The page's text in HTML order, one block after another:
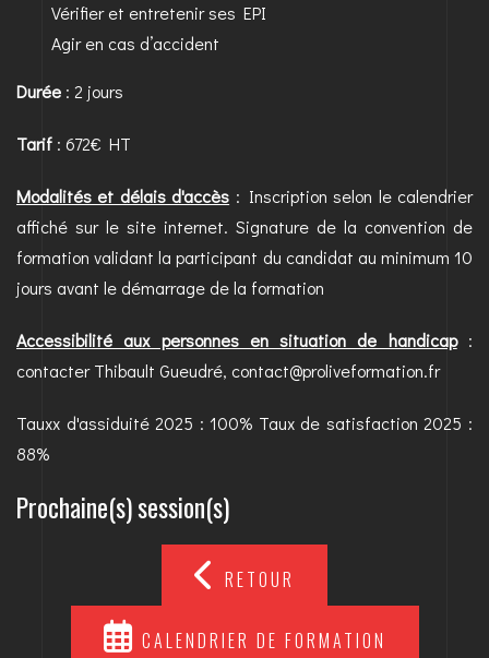
Vérifier et entretenir ses EPI
Agir en cas d’accident
Durée : 2 jours
Tarif : 672€ HT
Modalités et délais d'accès : Inscription selon le calendrier
affiché sur le site internet. Signature de la convention de
formation validant la participant du candidat au minimum 10
jours avant le démarrage de la formation
Accessibilité aux personnes en situation de handicap:
contacter Thibault Gueudré, contact@proliveformation.fr
Tauxx d'assiduité 2025 : 100% Taux de satisfaction 2025 :
88%
Prochaine(s) session(s)
RETOUR
CALENDRIER DE FORMATION